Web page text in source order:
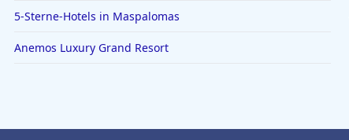
5-Sterne-Hotels in Maspalomas
Anemos Luxury Grand Resort